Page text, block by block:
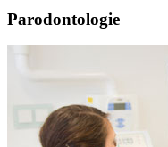
Parodontologie